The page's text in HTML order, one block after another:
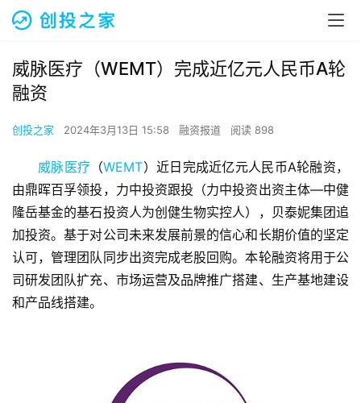
威脉医疗（WEMT）完成近亿元人民币A轮
融资
创投之家 2024年3月13日 15:58 融资报道 阅读 898
威脉医疗 （WEMT）近日完成近亿元人民币A轮融资，
由鼎晖百孚领投，力中投资跟投（力中投资出资主体—中健
隆岳基金的基石投资人为创健生物实控人），贝泰妮集团追
加投资。基于对公司未来发展前景的信心和长期价值的坚定
认可，管理团队同步出资完成老股回购。本轮融资将用于公
司研发团队扩充、市场运营及品牌推广搭建、生产基地建设
和产品线搭建。